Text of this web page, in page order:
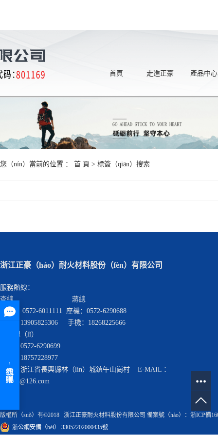
首頁 走進正豪 產品中心
您（nín）當前的位置 ： 首 頁 > 標簽（qiān）搜索
浙江正豪（háo）耐火材料股份（fèn）有限公司
服務熱線：
查總 蔣總
座機： 0572-6011111 座機：0572-6290688
手機：13905825306 手機：18268225666
查經理（lǐ）
座機：0572-6290699
手機：18757228977
地址：浙江省長興縣林（lín）城鎮午山崗村 E-MAIL ：
cnzhnh@126.com
版權所（suǒ）有©2018 浙江正豪耐火材料股份有限公司 備案號（hào）： 浙ICP備
浙公網安備（bèi） 33052202000435號